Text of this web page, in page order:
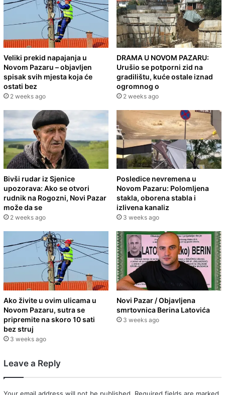
Veliki prekid napajanja u
Novom Pazaru – objavljen
spisak svih mjesta koja će
ostati bez
2 weeks ago
DRAMA U NOVOM PAZARU:
Urušio se potporni zid na
gradilištu, kuće ostale iznad
ogromnog o
2 weeks ago
Bivši rudar iz Sjenice
upozorava: Ako se otvori
rudnik na Rogozni, Novi Pazar
može da se
2 weeks ago
Posledice nevremena u
Novom Pazaru: Polomljena
stakla, oborena stabla i
izlivena kanaliz
3 weeks ago
Ako živite u ovim ulicama u
Novom Pazaru, sutra se
pripremite na skoro 10 sati
bez struj
3 weeks ago
Novi Pazar / Objavljena
smrtovnica Berina Latovića
3 weeks ago
Leave a Reply